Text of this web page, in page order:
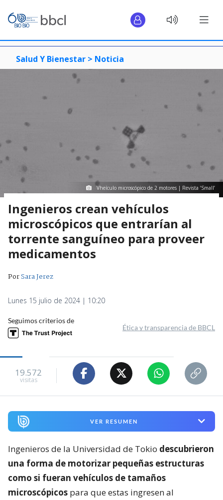
Salud Y Bienestar > Noticia
Vheículo microscópico de 2 motores | Revista ‘Small’
Ingenieros crean vehículos
microscópicos que entrarían al
torrente sanguíneo para proveer
medicamentos
PorSara Jerez
Lunes 15 julio de 2024 | 10:20
Seguimos criterios de
Ética y transparencia de BBCL
19.572
visitas
VER RESUMEN
Ingenieros de la Universidad de Tokio descubrieron
una forma de motorizar pequeñas estructuras
como si fueran vehículos de tamaños
microscópicos para que estas ingresen al